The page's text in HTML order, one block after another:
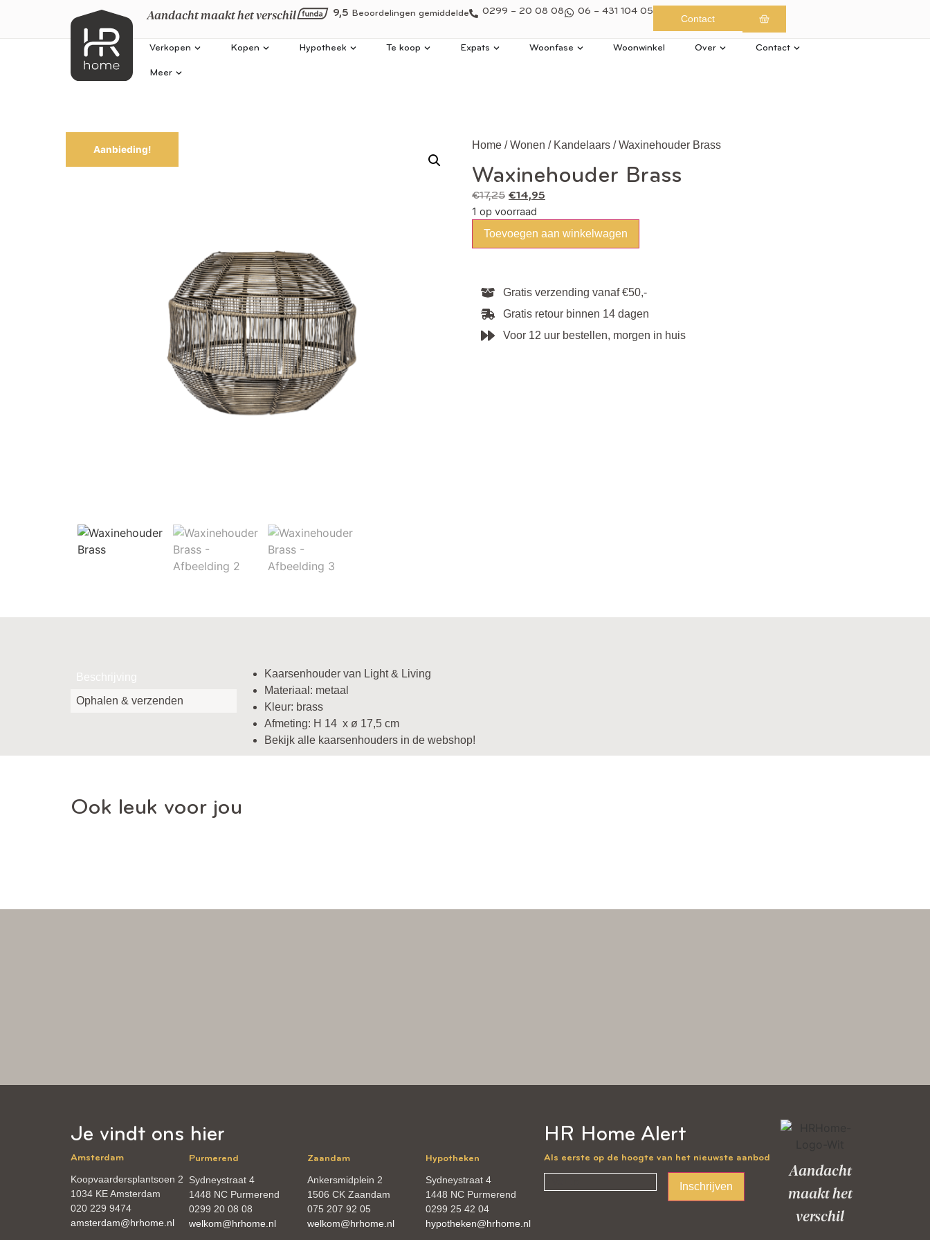
Aandacht maakt het verschil 9,5 Beoordelingen gemiddelde 0299 – 20 08 08 06 – 431 104 05
Contact
Verkopen Kopen Hypotheek Te koop Expats Woonfase Woonwinkel Over Contact
Meer
Aanbieding! Home /Wonen / Kandelaars / Waxinehouder Brass
Waxinehouder Brass
€17,25 €14,95
1 op voorraad
Toevoegen aan winkelwagen
Gratis verzending vanaf €50,-
Gratis retour binnen 14 dagen
Voor 12 uur bestellen, morgen in huis
Beschrijving
Ophalen & verzenden
Kaarsenhouder van Light & Living
Materiaal: metaal
Kleur: brass
Afmeting: H 14 x ø 17,5 cm
Bekijk alle kaarsenhouders in de webshop!
Ook leuk voor jou
Je vindt ons hier
Amsterdam
Koopvaardersplantsoen 2
1034 KE Amsterdam
020 229 9474
amsterdam@hrhome.nl
Purmerend
Sydneystraat 4
1448 NC Purmerend
0299 20 08 08
welkom@hrhome.nl
Zaandam
Ankersmidplein 2
1506 CK Zaandam
075 207 92 05
welkom@hrhome.nl
Hypotheken
Sydneystraat 4
1448 NC Purmerend
0299 25 42 04
hypotheken@hrhome.nl
HR Home Alert
Als eerste op de hoogte van het nieuwste aanbod
Inschrijven
Aandacht
maakt het
verschil